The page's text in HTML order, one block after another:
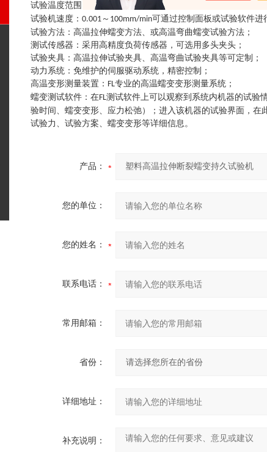
试验温度范围
室温 ~200 ℃、室温 ~350
试验机速度 ： 0.001 ～ 100mm/min可通过控制面板或试验软件进
试验方法 ： 高温拉伸蠕变方法、或高温弯曲蠕变试验方法 ；
测试传感器 ： 采用高精度负荷传感器，可选用多头夹头 ；
试验夹具 ： 高温拉伸试验夹具、高温弯曲试验夹具等可定制 ；
动力系统 ： 免维护的伺服驱动系统，精密控制 ；
高温变形测量装置 ： FL专业的高温蠕变变形测量系统 ；
蠕变测试软件 ： 在FL测试软件上可以观察到系统内机器的试验
验时间、蠕变变形、应力松弛）；进入该机器的试验界面，在
试验力、试验方案、蠕变变形等详细信息。
产品：
您的单位：
您的姓名：
联系电话：
常用邮箱：
省份：
详细地址：
补充说明：